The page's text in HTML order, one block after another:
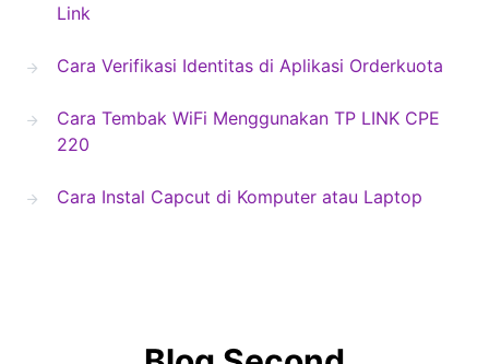
Link
Cara Verifikasi Identitas di Aplikasi Orderkuota
Cara Tembak WiFi Menggunakan TP LINK CPE
220
Cara Instal Capcut di Komputer atau Laptop